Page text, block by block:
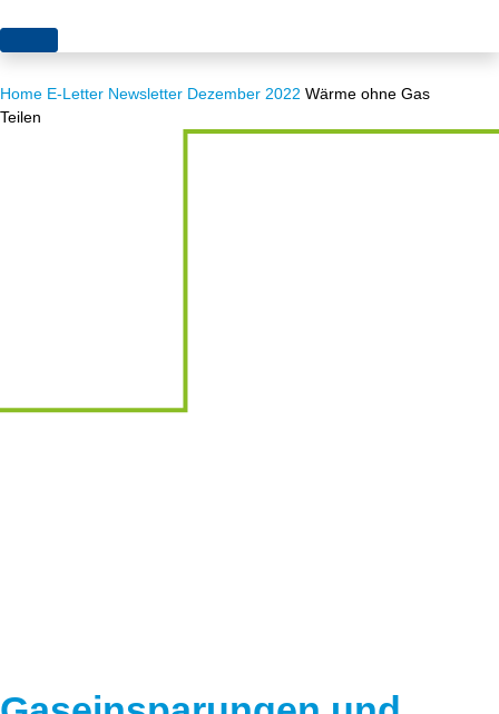
Themen
Akzeptanz
Netze
Projekte
Stiftungsporträt
Home E-Letter Newsletter Dezember 2022 Wärme ohne Gas
Teilen